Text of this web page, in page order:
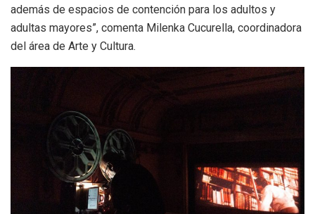
además de espacios de contención para los adultos y
adultas mayores”, comenta Milenka Cucurella, coordinadora
del área de Arte y Cultura.